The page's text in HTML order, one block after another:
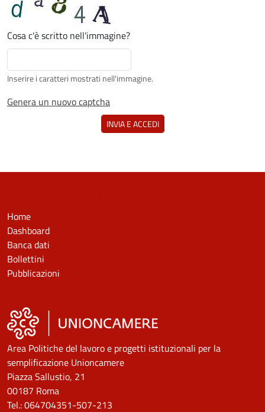
Cosa c'è scritto nell'immagine?
Inserire i caratteri mostrati nell'immagine.
Genera un nuovo captcha
Home
Dashboard
Banca dati
Bollettini
Pubblicazioni
Area Politiche del lavoro e progetti istituzionali per la
semplificazione Unioncamere
Piazza Sallustio, 21
00187 Roma
Tel.: 064704351-507-213